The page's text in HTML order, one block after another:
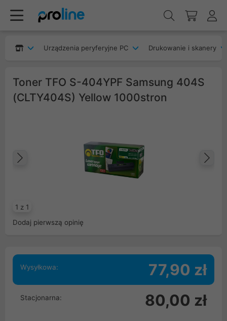
Urządzenia peryferyjne PC Drukowanie i skanery
Toner TFO S-404YPF Samsung 404S
(CLTY404S) Yellow 1000stron
1 z 1
Poprzedni
Dodaj pierwszą opinię
Wysyłkowa: 77,90 zł
Stacjonarna: 80,00 zł